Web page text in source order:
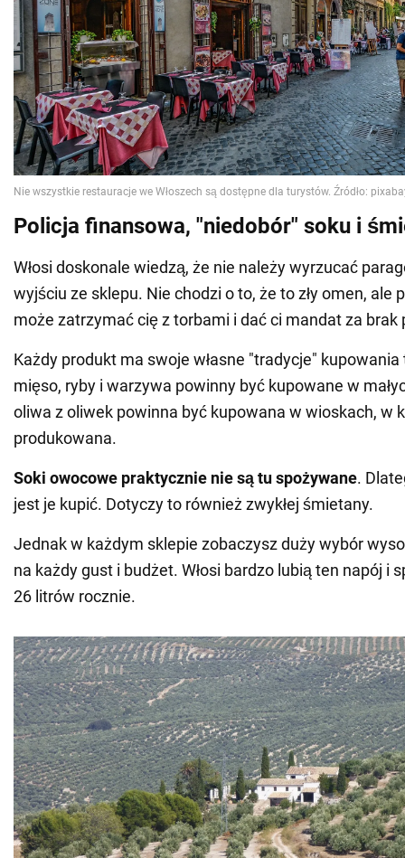
Policja finansowa, "niedobór" soku i
Włosi doskonale wiedzą, że nie należy wyrzucać
wyjściu ze sklepu. Nie chodzi o to, że to zły omen, ale
może zatrzymać cię z torbami i dać ci mandat za brak
Każdy produkt ma swoje własne "tradycje" kupowania
mięso, ryby i warzywa powinny być kupowane w
oliwa z oliwek powinna być kupowana w wioskach, w
produkowana.
Soki owocowe praktycznie nie są tu spożywane.
jest je kupić. Dotyczy to również zwykłej śmietany.
Jednak w każdym sklepie zobaczysz duży wybór
na każdy gust i budżet. Włosi bardzo lubią ten napój i
26 litrów rocznie.